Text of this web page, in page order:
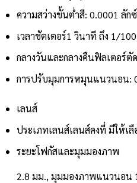
ความสว่างขั้นต่ำสี: 0.0001 ลัก
เวลาชัตเตอร์1 วินาที ถึง 1/
กลางวันและกลางคืนฟิลเตอร์ตั
การปรับมุมการหมุนแนวนอน:
เลนส์
ประเภทเลนส์เลนส์คงที่ มีให้เ
ระยะโฟกัสและมุมมองภาพ
2.8 มม., มุมมองภาพแนวนอน